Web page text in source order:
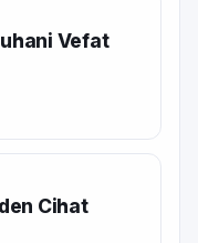
Vefat
Cihat